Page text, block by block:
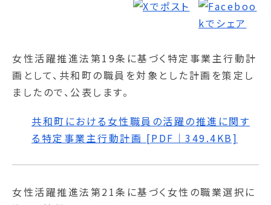
女性活躍推進法第19条に基づく特定事業主行動計
画として、共和町の職員を対象とした計画を策定し
ましたので、公表します。
共和町における女性職員の活躍の推進に関す
る特定事業主行動計画 [PDF｜349.4KB]
女性活躍推進法第21条に基づく女性の職業選択に